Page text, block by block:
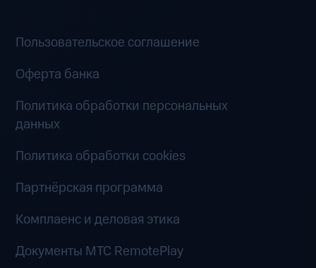
Пользовательское соглашение
Оферта банка
Политика обработки персональных
данных
Политика обработки cookies
Партнёрская программа
Комплаенс и деловая этика
Документы MTC RemotePlay